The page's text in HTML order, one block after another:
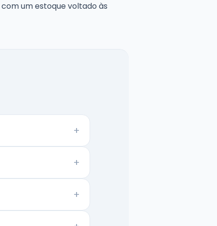
um estoque voltado às